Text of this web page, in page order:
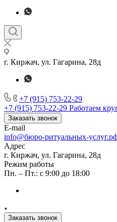
г. Киржач, ул. Гагарина, 28д
+7 (915) 753-22-29
+7 (915) 753-22-29 Работаем
Заказать звонок
E-mail
info@бюро-ритуальных-
Адрес
г. Киржач, ул. Гагарина, 28д
Режим работы
Пн. – Пт.: с 9:00 до 18:00
Заказать звонок